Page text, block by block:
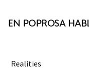
EN POPROSA
Realities